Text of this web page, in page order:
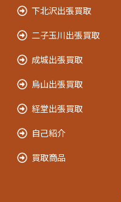
下北沢出張買取
二子玉川出張買取
成城出張買取
烏山出張買取
経堂出張買取
自己紹介
買取商品